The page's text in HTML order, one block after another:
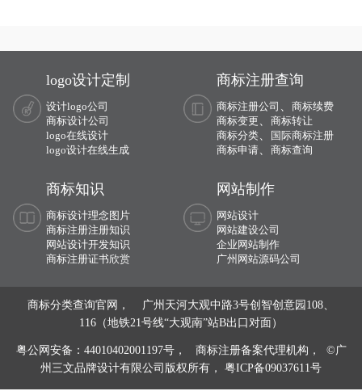
logo设计定制
设计logo公司
商标设计公司
logo在线设计
logo设计在线生成
商标注册查询
商标注册公司
商标续费
商标变更
商标转让
商标分类、
国际商标注册
商标申请、 商标查询
商标知识
商标设计理念图片
商标注册注册知识
网站设计开发知识
商标注册证书欣赏
网站制作
网站设计
网站建设公司
企业网站制作
广州网站源码公司
商标分类查询官网， 广州天河大观中路3号创智创意园108、
116（地铁21号线“大观南”站B出口对面）
粤公网安备：44010402001197号，
商标注册备案代理机构， ©广
州三文品牌设计有限公司版权所有， 粤ICP备09037611号